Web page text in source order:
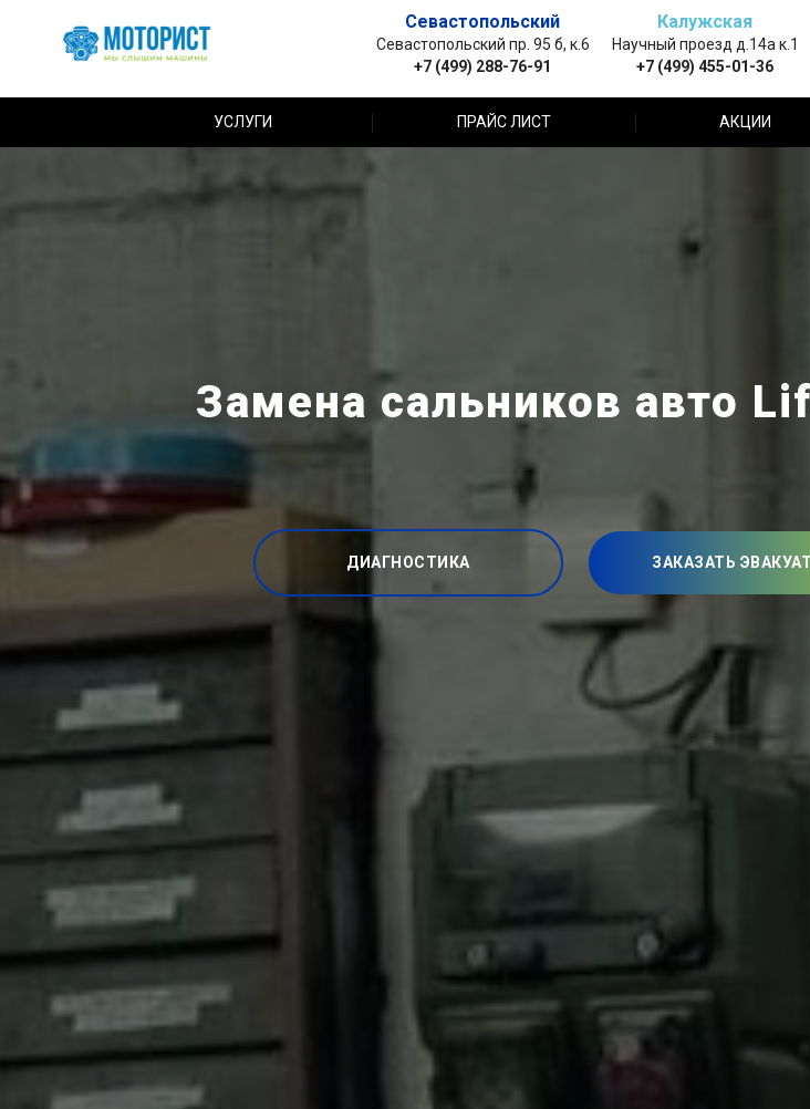
Севастопольский
Севастопольский пр. 95 б, к.6
+7 (499) 288-76-91
Калужская
Научный проезд д.14а к.1
+7 (499) 455-01-36
УСЛУГИ ПРАЙС ЛИСТ АКЦИИ
Замена сальников авто
ДИАГНОСТИКА ЗАКАЗАТЬ